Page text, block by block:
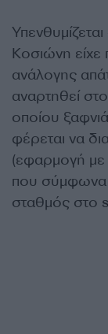
Κοσιώνη είχε
ανάλογης
αναρτηθεί
οποίου
φέρεται να
(εφαρμογή με
που σύμφωνα
σταθμός στο